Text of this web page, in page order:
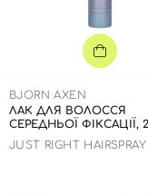
BJORN AXEN
ЛАК ДЛЯ ВОЛОССЯ
СЕРЕДНЬОЇ ФІКСАЦІЇ,
JUST RIGHT HAIRSPRAY